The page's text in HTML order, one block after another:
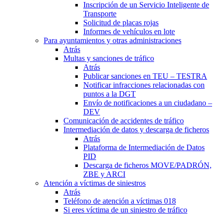
Inscripción de un Servicio Inteligente de
Transporte
Solicitud de placas rojas
Informes de vehículos en lote
Para ayuntamientos y otras administraciones
Atrás
Multas y sanciones de tráfico
Atrás
Publicar sanciones en TEU – TESTRA
Notificar infracciones relacionadas con
puntos a la DGT
Envío de notificaciones a un ciudadano –
DEV
Comunicación de accidentes de tráfico
Intermediación de datos y descarga de ficheros
Atrás
Plataforma de Intermediación de Datos
PID
Descarga de ficheros MOVE/PADRÓN,
ZBE y ARCI
Atención a víctimas de siniestros
Atrás
Teléfono de atención a víctimas 018
Si eres víctima de un siniestro de tráfico